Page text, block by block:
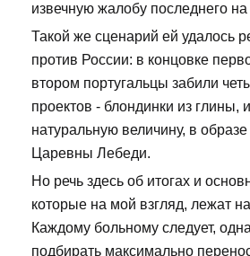
извечную жалобу последнего
Такой же сценарий ей удалось
против России: в концовке
втором португальцы забили
проектов - блондинки из глины,
натуральную величину, в
Царевны Лебеди.
Но речь здесь об итогах и
которые на мой взгляд, лежат
Каждому больному следует,
подбирать максимально